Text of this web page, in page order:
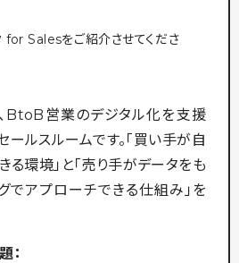
for Salesをご紹介させてくださ
BtoB営業のデジタル化を支援
ルスルームです。「買い手が自
環境」と「売り手がデータをも
でアプローチできる仕組み」を
：